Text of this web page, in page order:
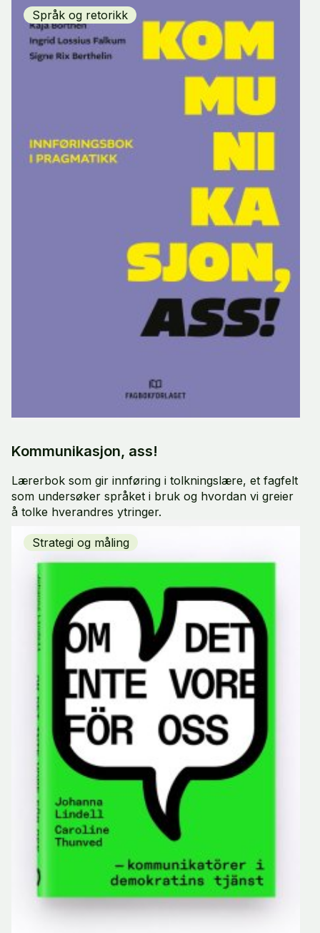
Språk og retorikk
Kommunikasjon, ass!
Lærerbok som gir innføring i tolkningslære, et fagfelt
som undersøker språket i bruk og hvordan vi greier
å tolke hverandres ytringer.
Strategi og måling